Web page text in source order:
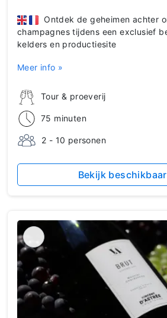
Tour & proeverij
75 minuten
2 - 10 personen
Ontdek de geheimen achter
champagnes tijdens een exclusief
kelders en productiesite
Meer info »
Bekijk